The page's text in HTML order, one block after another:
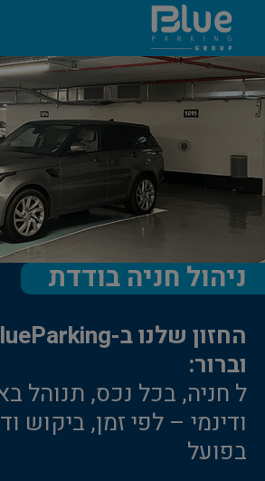
ניהול חניה בודדת
וברור:
ל חניה, בכל נכס, תנוהל
ודינמי – לפי זמן, ביקוש
בפועל